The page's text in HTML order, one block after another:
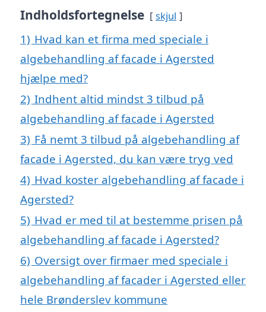
Indholdsfortegnelse skjul
1) Hvad kan et firma med speciale i
algebehandling af facade i Agersted
hjælpe med?
2) Indhent altid mindst 3 tilbud på
algebehandling af facade i Agersted
3) Få nemt 3 tilbud på algebehandling af
facade i Agersted, du kan være tryg ved
4) Hvad koster algebehandling af facade i
Agersted?
5) Hvad er med til at bestemme prisen på
algebehandling af facade i Agersted?
6) Oversigt over firmaer med speciale i
algebehandling af facader i Agersted eller
hele Brønderslev kommune